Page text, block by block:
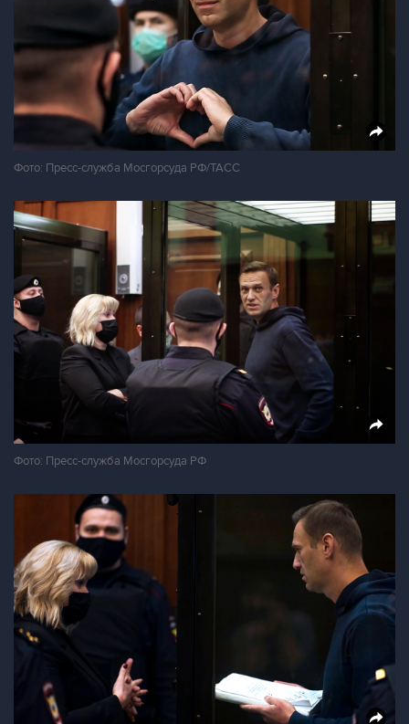
Фото: Пресс-служба Мосгорсуда РФ/ТАСС
Фото: Пресс-служба Мосгорсуда РФ